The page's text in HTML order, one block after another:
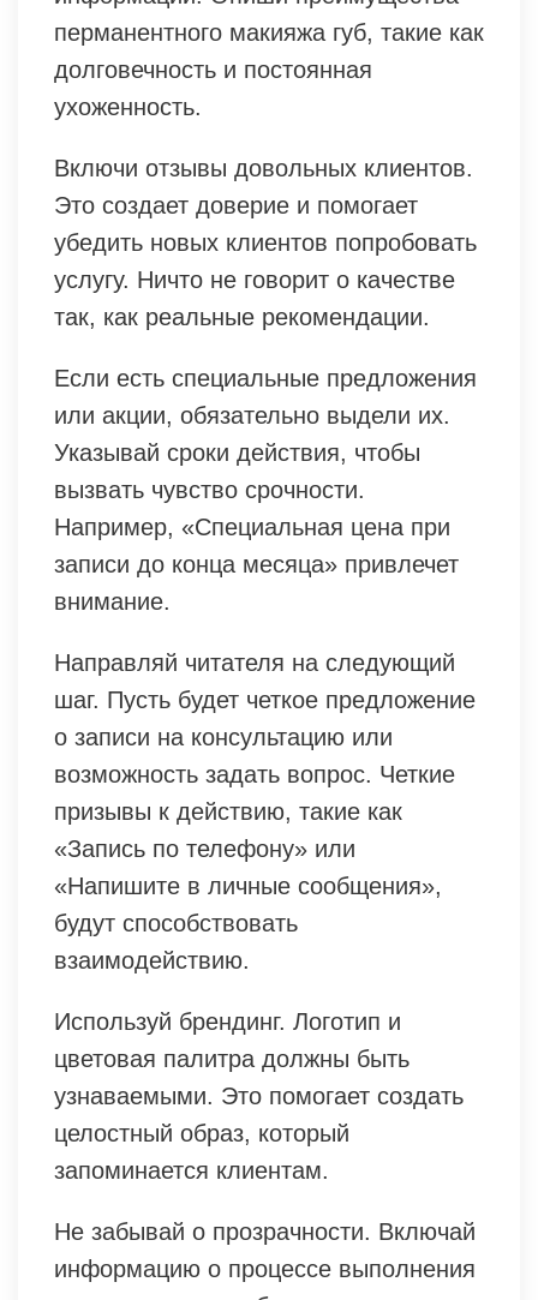
перманентного макияжа губ, такие как
долговечность и постоянная
ухоженность.
Включи отзывы довольных клиентов.
Это создает доверие и помогает
убедить новых клиентов попробовать
услугу. Ничто не говорит о качестве
так, как реальные рекомендации.
Если есть специальные предложения
или акции, обязательно выдели их.
Указывай сроки действия, чтобы
вызвать чувство срочности.
Например, «Специальная цена при
записи до конца месяца» привлечет
внимание.
Направляй читателя на следующий
шаг. Пусть будет четкое предложение
о записи на консультацию или
возможность задать вопрос. Четкие
призывы к действию, такие как
«Запись по телефону» или
«Напишите в личные сообщения»,
будут способствовать
взаимодействию.
Используй брендинг. Логотип и
цветовая палитра должны быть
узнаваемыми. Это помогает создать
целостный образ, который
запоминается клиентам.
Не забывай о прозрачности. Включай
информацию о процессе выполнения